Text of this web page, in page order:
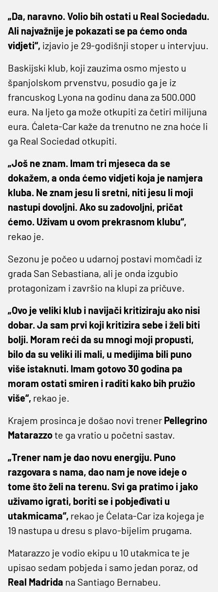
„Da, naravno. Volio bih ostati u Real Sociedadu.
Ali najvažnije je pokazati se pa ćemo onda
vidjeti“, izjavio je 29-godišnji stoper u intervjuu.
Baskijski klub, koji zauzima osmo mjesto u
španjolskom prvenstvu, posudio ga je iz
francuskog Lyona na godinu dana za 500.000
eura. Na ljeto ga može otkupiti za četiri milijuna
eura. Ćaleta-Car kaže da trenutno ne zna hoće li
ga Real Sociedad otkupiti.
„Još ne znam. Imam tri mjeseca da se
dokažem, a onda ćemo vidjeti koja je namjera
kluba. Ne znam jesu li sretni, niti jesu li moji
nastupi dovoljni. Ako su zadovoljni, pričat
ćemo. Uživam u ovom prekrasnom klubu“,
rekao je.
Sezonu je počeo u udarnoj postavi momčadi iz
grada San Sebastiana, ali je onda izgubio
protagonizam i završio na klupi za pričuve.
„Ovo je veliki klub i navijači kritiziraju ako nisi
dobar. Ja sam prvi koji kritizira sebe i želi biti
bolji. Moram reći da su mnogi moji propusti,
bilo da su veliki ili mali, u medijima bili puno
više istaknuti. Imam gotovo 30 godina pa
moram ostati smiren i raditi kako bih pružio
više“, rekao je.
Krajem prosinca je došao novi trener Pellegrino
Matarazzote ga vratio u početni sastav.
„Trener nam je dao novu energiju. Puno
razgovara s nama, dao nam je nove ideje o
tome što želi na terenu. Svi ga pratimo i jako
uživamo igrati, boriti se i pobjeđivati u
utakmicama“, rekao je Ćelata-Car iza kojega je
19 nastupa u dresu s plavo-bijelim prugama.
Matarazzo je vodio ekipu u 10 utakmica te je
upisao sedam pobjeda i samo jedan poraz, od
Real Madrida na Santiago Bernabeu.